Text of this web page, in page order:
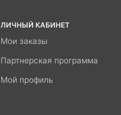
ЛИЧНЫЙ КАБИНЕТ
Мои заказы
Партнерская программа
Мой профиль